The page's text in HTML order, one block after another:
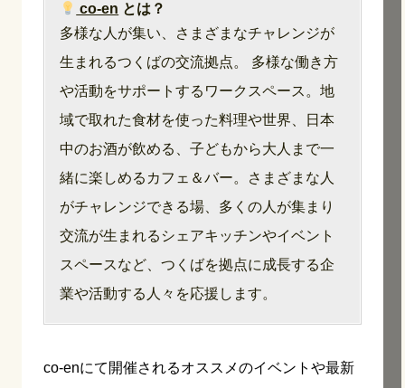
co-en とは？
多様な人が集い、さまざまなチャレンジが
生まれるつくばの交流拠点。 多様な働き方
や活動をサポートするワークスペース。地
域で取れた食材を使った料理や世界、日本
中のお酒が飲める、子どもから大人まで一
緒に楽しめるカフェ＆バー。さまざまな人
がチャレンジできる場、多くの人が集まり
交流が生まれるシェアキッチンやイベント
スペースなど、つくばを拠点に成長する企
業や活動する人々を応援します。
co-enにて開催されるオススメのイベントや最新